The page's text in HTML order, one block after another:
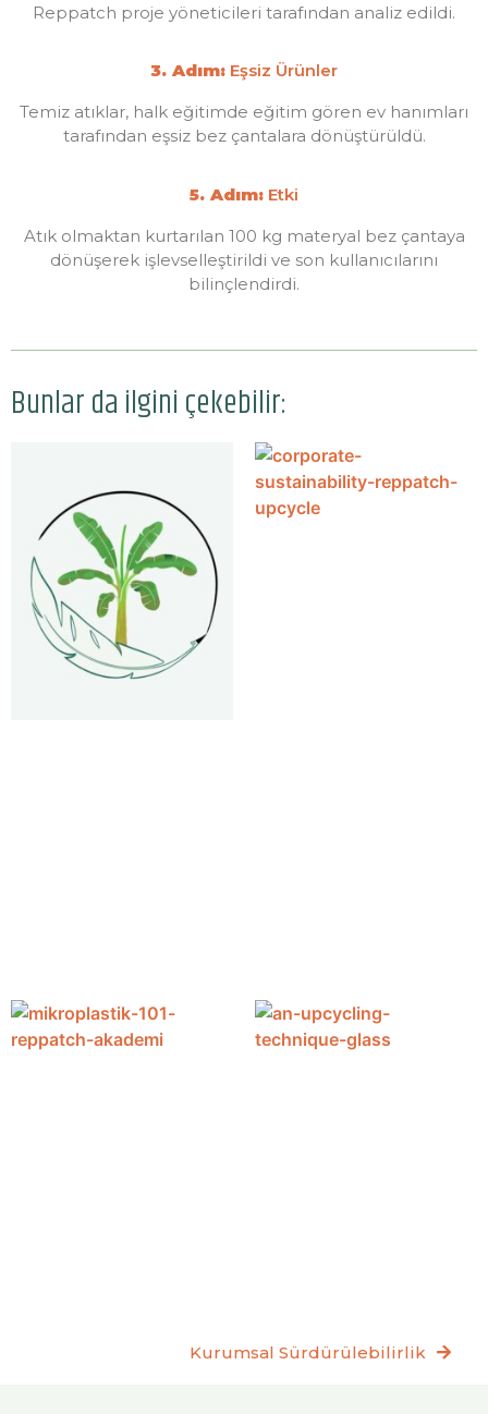
Reppatch proje yöneticileri tarafından analiz edildi.
3. Adım: Eşsiz Ürünler
Temiz atıklar, halk eğitimde eğitim gören ev hanımları
tarafından eşsiz bez çantalara dönüştürüldü.
5. Adım: Etki
Atık olmaktan kurtarılan 100 kg materyal bez çantaya
dönüşerek işlevselleştirildi ve son kullanıcılarını
bilinçlendirdi.
Bunlar da ilgini çekebilir:
Kurumsal Sürdürülebilirlik